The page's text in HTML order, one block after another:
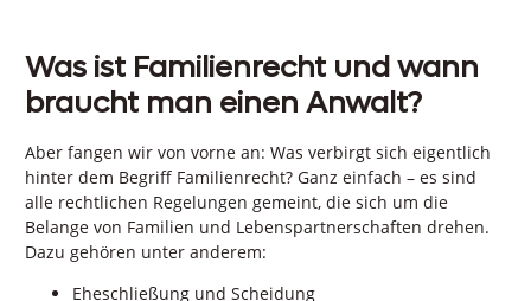
Was ist Familienrecht und wann
braucht man einen Anwalt?
Aber fangen wir von vorne an: Was verbirgt sich eigentlich
hinter dem Begriff Familienrecht? Ganz einfach – es sind
alle rechtlichen Regelungen gemeint, die sich um die
Belange von Familien und Lebenspartnerschaften drehen.
Dazu gehören unter anderem:
Eheschließung und Scheidung